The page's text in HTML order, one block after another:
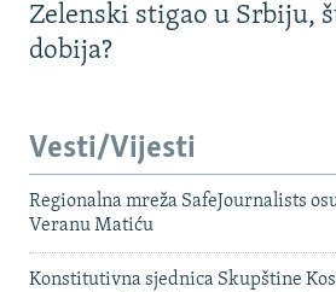
Zelenski stigao u Srbiju,
dobija?
Vesti/Vijesti
Regionalna mreža SafeJournalists
Veranu Matiću
Konstitutivna sjednica Skupštine